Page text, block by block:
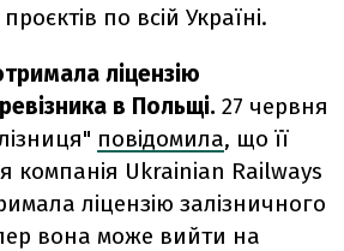
по всій Україні.
ліцензію
в Польщі. 27 червня
повідомила, що її
компанія Ukrainian Railways
ліцензію залізничного
вона може вийти на